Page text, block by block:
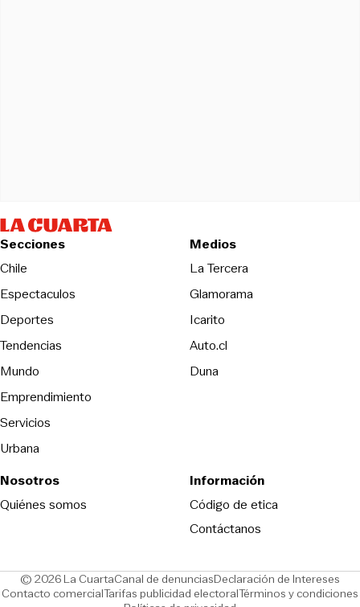
Secciones
Chile
Espectaculos
Deportes
Tendencias
Mundo
Emprendimiento
Servicios
Urbana
Medios
La TerceraOpens in new
Glamorama
Icarito
Auto.cl
DunaOpens in new window
Nosotros
Quiénes somos
Información
Código de eticaOpens in new
Contáctanos
© 2026 La CuartaCanal de denunciasOpens in new window
Declaración de Intereses
Contacto comercialOpens in new window
Tarifas publicidad electoralOpens in new window
Términos y condiciones